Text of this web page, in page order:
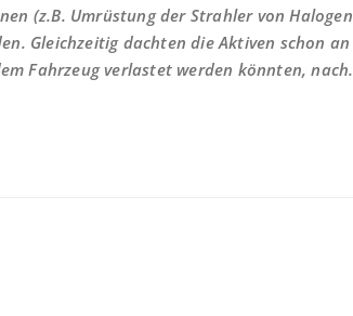
(z.B. Umrüstung der Strahler von Halogen
Gleichzeitig dachten die Aktiven schon an
Fahrzeug verlastet werden könnten, nach.